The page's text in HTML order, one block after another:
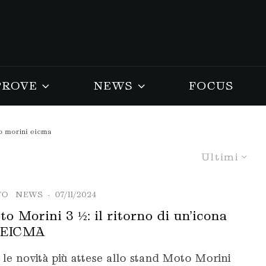
NEWS FOCUS
morini eicma
Ultimi
NEWS · 07/11/2024
Morini 3 ½: il ritorno di un’icona
novità più attese allo stand Moto Morini